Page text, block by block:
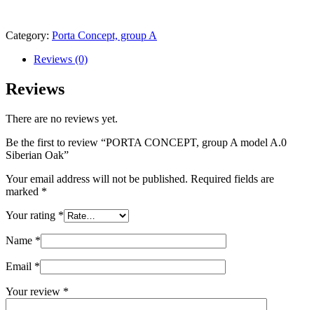
Category: Porta Concept, group A
Reviews (0)
Reviews
There are no reviews yet.
Be the first to review “PORTA CONCEPT, group A model A.0
Siberian Oak”
Your email address will not be published. Required fields are
marked *
Your rating *
Name *
Email *
Your review *